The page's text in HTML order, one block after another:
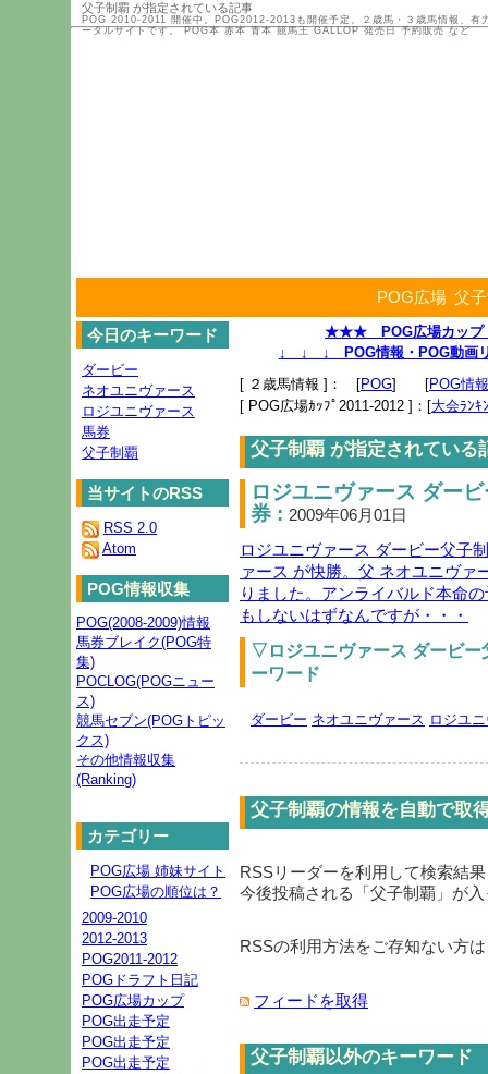
父子制覇 が指定されている記事
POG 2010-2011 開催中。POG2012-2013も開催予定。２歳馬・３歳馬情報、
ータルサイトです。 POG本 赤本 青本 競馬王 GALLOP 発売日 予約販売 など
POG広場 父
父子制覇 が指定されている
ロジユニヴァース ダー
券 : 2009年06月01日
ロジユニヴァース ダービー父子
ァース が快勝。父 ネオユニヴァ
りました。アンライバルド本命
もしないはずなんですが・・・
▽ロジユニヴァース ダービ
ーワード
ダービー ネオユニヴァース ロジユ
父子制覇の情報を自動で取
RSSリーダーを利用して検索結
今後投稿される「父子制覇 」が
RSSの利用方法をご存知ない方
フィードを取得
父子制覇以外のキーワード
今日のキーワード
ダービー
ネオユニヴァース
ロジユニヴァース
馬券
父子制覇
当サイトのRSS
RSS 2.0
Atom
POG情報収集
POG(2008-2009)情報
馬券ブレイク(POG特
集)
POCLOG(POGニュー
ス)
競馬セブン(POGトピッ
クス)
その他情報収集
(Ranking)
カテゴリー
POG広場 姉妹サイト
POG広場の順位は？
2009-2010
2012-2013
POG2011-2012
POGドラフト日記
POG広場カップ
POG出走予定
POG出走予定
POG出走予定
★★★ POG広場カッ
↓ ↓ ↓ POG情報・POG動画
[ ２歳馬情報 ]： [POG] [POG情報
[ POG広場ｶｯﾌﾟ2011-2012 ]：[大会ﾗﾝｷ